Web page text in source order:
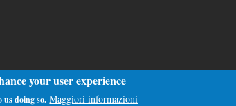
your user experience
us doing so. Maggiori informazioni